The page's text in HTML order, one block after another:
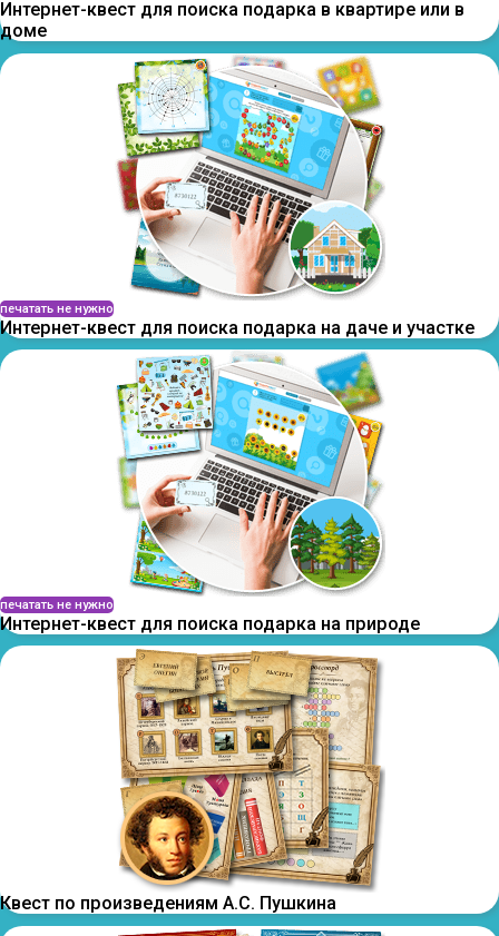
Интернет-квест для поиска подарка в квартире или в
доме
печатать не нужно
Интернет-квест для поиска подарка на даче и участке
печатать не нужно
Интернет-квест для поиска подарка на природе
Квест по произведениям А.С. Пушкина